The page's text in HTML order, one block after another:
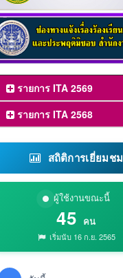
รายการ ITA 2569
รายการ ITA 2568
สถิติการเยี่ยมชม
ผู้ใช้งานขณะนี้
45 คน
เริ่มนับ 16 ก.ย. 2565